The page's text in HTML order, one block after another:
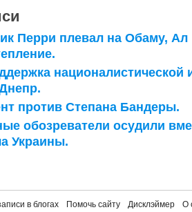
Перри плевал на Обаму, Ал
националистической
против Степана Бандеры.
обозреватели осудили
Украины.
в блогах Помочь сайту Дисклэймер О